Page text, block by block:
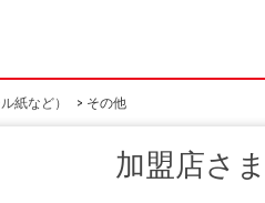
紙など） > その他
加盟店さ